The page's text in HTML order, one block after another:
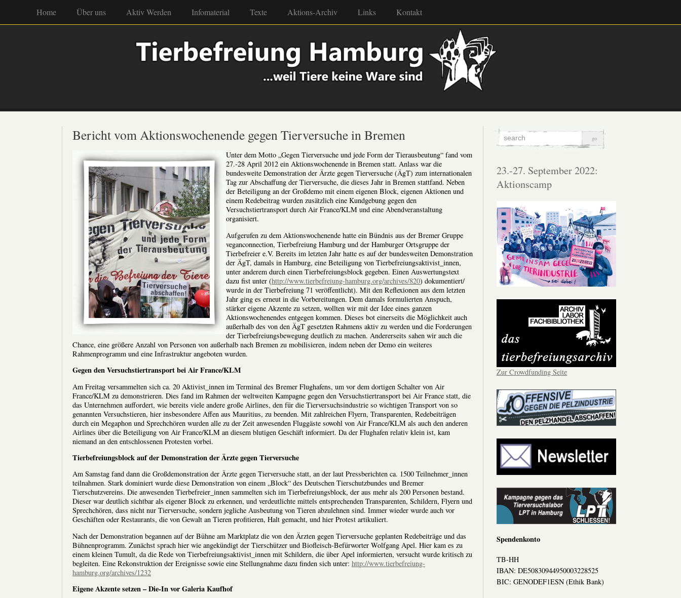
Home Über uns Aktiv Werden Infomaterial Texte Aktions-Archiv Links Kontakt
Bericht vom Aktionswochenende gegen Tierversuche in Bremen
Unter dem Motto „Gegen Tierversuche und jede Form der Tierausbeutung“ fand vom
27.-28 April 2012 ein Aktionswochenende in Bremen statt. Anlass war die
bundesweite Demonstration der Ärzte gegen Tierversuche (ÄgT) zum internationalen
Tag zur Abschaffung der Tierversuche, die dieses Jahr in Bremen stattfand. Neben
der Beteiligung an der Großdemo mit einem eigenen Block, eigenen Aktionen und
einem Redebeitrag wurden zusätzlich eine Kundgebung gegen den
Versuchstiertransport durch Air France/KLM und eine Abendveranstaltung
organisiert.
Aufgerufen zu dem Aktionswochenende hatte ein Bündnis aus der Bremer Gruppe
veganconnection, Tierbefreiung Hamburg und der Hamburger Ortsgruppe der
Tierbefreier e.V. Bereits im letzten Jahr hatte es auf der bundesweiten Demonstration
der ÄgT, damals in Hamburg, eine Beteiligung von Tierbefreiungsaktivist_innen,
unter anderem durch einen Tierbefreiungsblock gegeben. Einen Auswertungstext
dazu fist unter (http://www.tierbefreiung-hamburg.org/archives/820) dokumentiert/
wurde in der Tierbefreiung 71 veröffentlicht). Mit den Reflexionen aus dem letzten
Jahr ging es erneut in die Vorbereitungen. Dem damals formulierten Anspuch,
stärker eigene Akzente zu setzen, wollten wir mit der Idee eines ganzen
Aktionswochenendes entgegen kommen. Dieses bot einerseits die Möglichkeit auch
außerhalb des von den ÄgT gesetzten Rahmens aktiv zu werden und die Forderungen
der Tierbefreiungsbewegung deutlich zu machen. Andererseits sahen wir auch die
Chance, eine größere Anzahl von Personen von außerhalb nach Bremen zu mobilisieren, indem neben der Demo ein weiteres
Rahmenprogramm und eine Infrastruktur angeboten wurden.
Gegen den Versuchstiertransport bei Air France/KLM
Am Freitag versammelten sich ca. 20 Aktivist_innen im Terminal des Bremer Flughafens, um vor dem dortigen Schalter von Air
France/KLM zu demonstrieren. Dies fand im Rahmen der weltweiten Kampagne gegen den Versuchstiertransport bei Air France statt, die
das Unternehmen auffordert, wie bereits viele andere große Airlines, den für die Tierversuchsindustrie so wichtigen Transport von so
genannten Versuchstieren, hier insbesondere Affen aus Mauritius, zu beenden. Mit zahlreichen Flyern, Transparenten, Redebeiträgen
durch ein Megaphon und Sprechchören wurden alle zu der Zeit anwesenden Fluggäste sowohl von Air France/KLM als auch den anderen
Airlines über die Beteiligung von Air France/KLM an diesem blutigen Geschäft informiert. Da der Flughafen relativ klein ist, kam
niemand an den entschlossenen Protesten vorbei.
Tierbefreiungsblock auf der Demonstration der Ärzte gegen Tierversuche
Am Samstag fand dann die Großdemonstration der Ärzte gegen Tierversuche statt, an der laut Pressberichten ca. 1500 Teilnehmer_innen
teilnahmen. Stark dominiert wurde diese Demonstration von einem „Block“ des Deutschen Tierschutzbundes und Bremer
Tierschutzvereins. Die anwesenden Tierbefreier_innen sammelten sich im Tierbefreiungsblock, der aus mehr als 200 Personen bestand.
Dieser war deutlich sichtbar als eigener Block zu erkennen, und verdeutlichte mittels entsprechenden Transparenten, Schildern, Flyern und
Sprechchören, dass nicht nur Tierversuche, sondern jegliche Ausbeutung von Tieren abzulehnen sind. Immer wieder wurde auch vor
Geschäften oder Restaurants, die von Gewalt an Tieren profitieren, Halt gemacht, und hier Protest artikuliert.
Nach der Demonstration begannen auf der Bühne am Marktplatz die von den Ärzten gegen Tierversuche geplanten Redebeiträge und das
Bühnenprogramm. Zunächst sprach hier wie angekündigt der Tierschützer und Biofleisch-Befürworter Wolfgang Apel. Hier kam es zu
einem kleinen Tumult, da die Rede von Tierbefreiungsaktivist_innen mit Schildern, die über Apel informierten, versucht wurde kritisch zu
begleiten. Eine Rekonstruktion der Ereignisse sowie eine Stellungnahme dazu finden sich unter: http://www.tierbefreiung-
hamburg.org/archives/1232
Eigene Akzente setzen – Die-Invor Galeria Kaufhof
23.-27. September 2022:
Aktionscamp
Zur Crowdfunding Seite
Spendenkonto
TB-HH
IBAN: DE50830944950003228525
BIC: GENODEF1ESN (Ethik Bank)